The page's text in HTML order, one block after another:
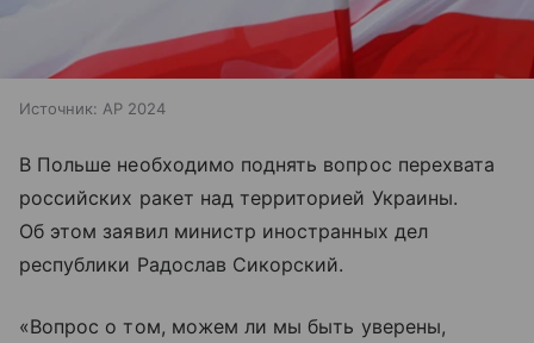
Источник: AP 2024
В Польше необходимо поднять вопрос перехвата
российских ракет над территорией Украины.
Об этом заявил министр иностранных дел
республики Радослав Сикорский.
«Вопрос о том, можем ли мы быть уверены,